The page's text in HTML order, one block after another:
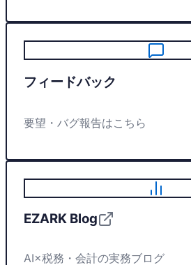
フィードバック
要望・バグ報告はこちら
EZARK Blog
AI×税務・会計の実務ブログ